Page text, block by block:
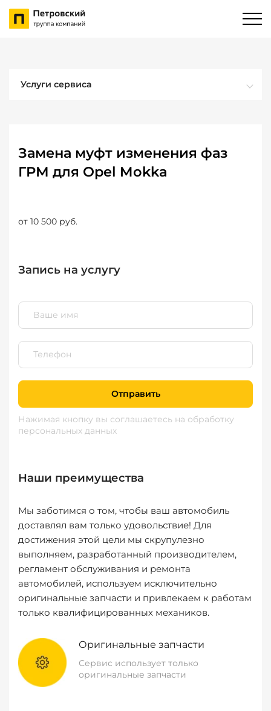
Услуги сервиса
Замена муфт изменения фаз
ГРМ для Opel Mokka
от 10 500 руб.
Запись на услугу
Отправить
Нажимая кнопку вы соглашаетесь на обработку
персональных данных
Наши преимущества
Мы заботимся о том, чтобы ваш автомобиль
доставлял вам только удовольствие! Для
достижения этой цели мы скрупулезно
выполняем, разработанный производителем,
регламент обслуживания и ремонта
автомобилей, используем исключительно
оригинальные запчасти и привлекаем к работам
только квалифицированных механиков.
Оригинальные запчасти
Сервис использует только
оригинальные запчасти